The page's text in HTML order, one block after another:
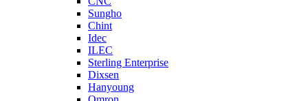
Sungho
Chint
Idec
ILEC
Sterling Enterprise
Dixsen
Hanyoung